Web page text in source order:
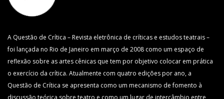
A Questão de Crítica – Revista eletrônica de críticas e estudos teatrais –
foi lançada no Rio de Janeiro em março de 2008 como um espaço de
reflexão sobre as artes cênicas que tem por objetivo colocar em prática
o exercício da crítica. Atualmente com quatro edições por ano, a
Questão de Crítica se apresenta como um mecanismo de fomento à
discussão teórica sobre teatro e como um lugar de intercâmbio entre